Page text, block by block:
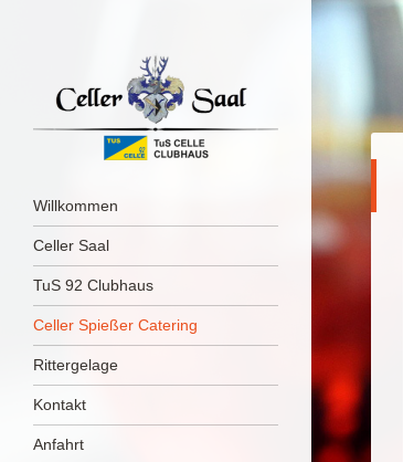
Menü
Zum Inhalt springen
Willkommen
Celler Saal
TuS 92 Clubhaus
Celler Spießer Catering
Rittergelage
Kontakt
Anfahrt